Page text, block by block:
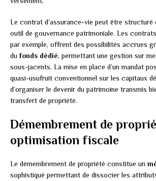
Le contrat d’assurance-vie peut être structuré
outil de gouvernance patrimoniale. Les
par exemple, offrent des possibilités accrues
du fonds dédié, permettant une gestion sur
sous-jacents. La mise en place d’un mandat
quasi-usufruit conventionnel sur les capitaux
d’organiser le devenir du patrimoine transmis
transfert de propriété.
Démembrement de
optimisation fiscale
Le démembrement de propriété constitue un
sophistiqué permettant de dissocier les